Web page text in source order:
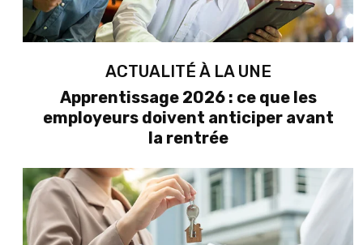
ACTUALITÉ À LA UNE
Apprentissage 2026 : ce que les
employeurs doivent anticiper avant
la rentrée